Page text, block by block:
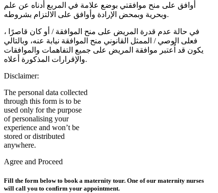
أوافق على منح موافقتي بوضع علامة في المربع أدناه عن علم
وبحرية وبمحض الإرادة وأوافق على الالتزام بشروطه.
في حالة عدم قدرة المريض على منح الموافقة / أو كان قاصرًا ،
فعلى الوصي / الممثل القانوني منح الموافقة نيابة عنه، وبالتالي
يكون قد اُعتبر موافقة المريض على جميع التفاهمات والموافقات
والإقرارات المذكورة أعلاه.
Disclaimer:
The personal data collected
through this form is to be
used only for the purpose
of personalising your
experience and won’t be
stored or distributed
anywhere.
Agree and Proceed
Fill the form below to book a maternity tour. One of our maternity nurses
will call you to confirm your appointment.